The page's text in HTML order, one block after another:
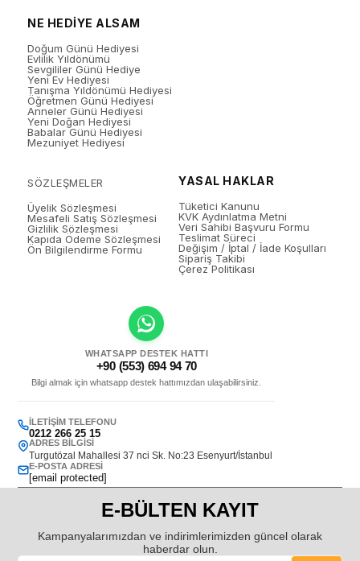
NE HEDİYE ALSAM
Doğum Günü Hediyesi
Evlilik Yıldönümü
Sevgililer Günü Hediye
Yeni Ev Hediyesi
Tanışma Yıldönümü Hediyesi
Öğretmen Günü Hediyesi
Anneler Günü Hediyesi
Yeni Doğan Hediyesi
Babalar Günü Hediyesi
Mezuniyet Hediyesi
SÖZLEŞMELER
Üyelik Sözleşmesi
Mesafeli Satış Sözleşmesi
Gizlilik Sözleşmesi
Kapıda Ödeme Sözleşmesi
Ön Bilgilendirme Formu
YASAL HAKLAR
Tüketici Kanunu
KVK Aydınlatma Metni
Veri Sahibi Başvuru Formu
Teslimat Süreci
Değişim / İptal / İade Koşulları
Sipariş Takibi
Çerez Politikası
WHATSAPP DESTEK HATTI
+90 (553) 694 94 70
Bilgi almak için whatsapp destek hattımızdan ulaşabilirsiniz.
İLETIŞIM TELEFONU
0212 266 25 15
ADRES BILGISI
Turgutözal Mahallesi 37 nci Sk. No:23 Esenyurt/İstanbul
E-POSTA ADRESI
[email protected]
E-BÜLTEN KAYIT
Kampanyalarımızdan ve indirimlerimizden güncel olarak
haberdar olun.